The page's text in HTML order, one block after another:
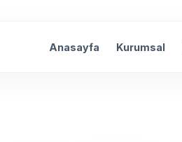
Anasayfa Kurumsal